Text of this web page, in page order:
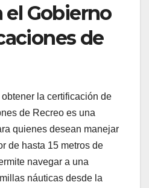
el Gobierno
de
la certificación de
de Recreo es una
quienes desean manejar
de hasta 15 metros de
navegar a una
náuticas desde la